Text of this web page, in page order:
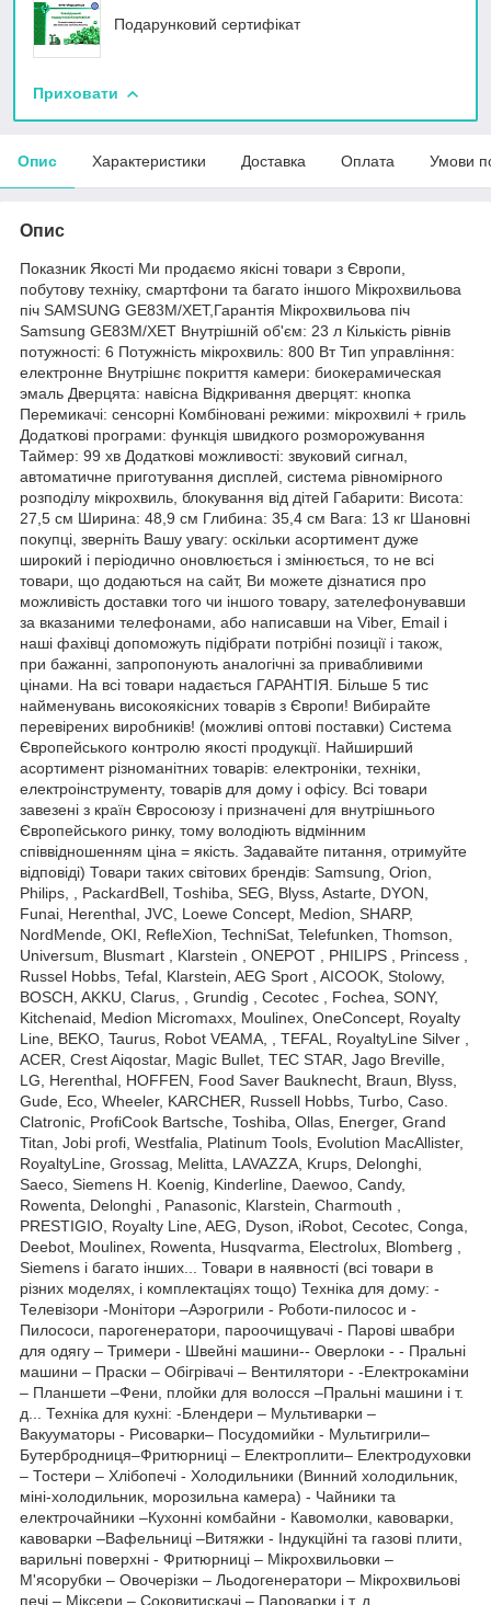
Подарунковий сертифікат
Приховати
Опис Характеристики Доставка Оплата Умови
Опис
Показник Якості Ми продаємо якісні товари з Європи,
побутову техніку, смартфони та багато іншого Мікрохвильова
піч SAMSUNG GE83M/XET,Гарантія Мікрохвильова піч
Samsung GE83M/XET Внутрішній об'єм: 23 л Кількість рівнів
потужності: 6 Потужність мікрохвиль: 800 Вт Тип управління:
електронне Внутрішнє покриття камери: биокерамическая
эмаль Дверцята: навісна Відкривання дверцят: кнопка
Перемикачі: сенсорні Комбіновані режими: мікрохвилі + гриль
Додаткові програми: функція швидкого розморожування
Таймер: 99 хв Додаткові можливості: звуковий сигнал,
автоматичне приготування дисплей, система рівномірного
розподілу мікрохвиль, блокування від дітей Габарити: Висота:
27,5 см Ширина: 48,9 см Глибина: 35,4 см Вага: 13 кг Шановні
покупці, зверніть Вашу увагу: оскільки асортимент дуже
широкий і періодично оновлюється і змінюється, то не всі
товари, що додаються на сайт, Ви можете дізнатися про
можливість доставки того чи іншого товару, зателефонувавши
за вказаними телефонами, або написавши на Viber, Email і
наші фахівці допоможуть підібрати потрібні позиції і також,
при бажанні, запропонують аналогічні за привабливими
цінами. На всі товари надається ГАРАНТІЯ. Більше 5 тис
найменувань високоякісних товарів з Європи! Вибирайте
перевірених виробників! (можливі оптові поставки) Система
Європейського контролю якості продукції. Найширший
асортимент різноманітних товарів: електроніки, техніки,
електроінструменту, товарів для дому і офісу. Всі товари
завезені з країн Євросоюзу і призначені для внутрішнього
Європейського ринку, тому володіють відмінним
співвідношенням ціна = якість. Задавайте питання, отримуйте
відповіді) Товари таких світових брендів: Samsung, Orion,
Philips, , PackardBell, Тoshiba, SEG, Blyss, Astarte, DYON,
Funai, Herenthal, JVC, Loewe Concept, Medion, SHARP,
NordMende, OKI, RefleXion, TechniSat, Telefunken, Thomson,
Universum, Blusmart , Klarstein , ONEPOT , PHILIPS , Princess ,
Russel Hobbs, Tefal, Klarstein, AEG Sport , AICOOK, Stolowy,
BOSCH, AKKU, Clarus, , Grundig , Cecotec , Fochea, SONY,
Kitchenaid, Medion Micromaxx, Moulinex, OneСoncept, Royalty
Line, BEKO, Taurus, Robot VEAMA, , TEFAL, RoyaltyLine Silver ,
ACER, Crest Aiqostar, Magic Bullet, TEC STAR, Jago Breville,
LG, Herenthal, HOFFEN, Food Saver Bauknecht, Braun, Blyss,
Gude, Eco, Wheeler, KARCHER, Russell Hobbs, Turbo, Caso.
Clatronic, ProfiCook Bartsche, Toshiba, Ollas, Energer, Grand
Titan, Jobi profi, Westfalia, Platinum Tools, Evolution MacAllister,
RoyaltyLine, Grossag, Melitta, LAVAZZA, Krups, Delonghi,
Saeco, Siemens H. Koenig, Kinderline, Daewoo, Candy,
Rowenta, Delonghi , Panasonic, Klarstein, Charmouth ,
PRESTIGIO, Royalty Line, AEG, Dyson, iRobot, Cecotec, Conga,
Deebot, Moulinex, Rowenta, Husqvarma, Electrolux, Blomberg ,
Siemens і багато інших... Товари в наявності (всі товари в
різних моделях, і комплектаціях тощо) Техніка для дому: -
Телевізори -Монітори –Аэрогрили - Роботи-пилосос и -
Пилососи, парогенератори, пароочищувачі - Парові швабри
для одягу – Тримери - Швейні машини-- Оверлоки - - Пральні
машини – Праски – Обігрівачі – Вентилятори - -Електрокаміни
– Планшети –Фени, плойки для волосся –Пральні машини і т.
д... Техніка для кухні: -Блендери – Мультиварки –
Вакууматоры - Рисоварки– Посудомийки - Мультигрили–
Бутербродниця–Фритюрниці – Електроплити– Електродуховки
– Тостери – Хлібопечі - Холодильники (Винний холодильник,
міні-холодильник, морозильна камера) - Чайники та
електрочайники –Кухонні комбайни - Кавомолки, кавоварки,
кавоварки –Вафельниці –Витяжки - Індукційні та газові плити,
варильні поверхні - Фритюрниці – Мікрохвильовки –
М'ясорубки – Овочерізки – Льодогенератори – Мікрохвильові
печі – Міксери – Соковитискачі – Пароварки і т. д...